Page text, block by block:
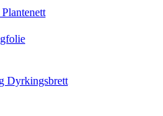
Dyrkingsbrett